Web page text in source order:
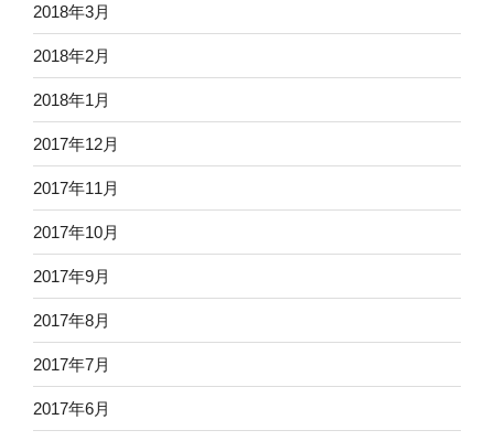
2018年3月
2018年2月
2018年1月
2017年12月
2017年11月
2017年10月
2017年9月
2017年8月
2017年7月
2017年6月